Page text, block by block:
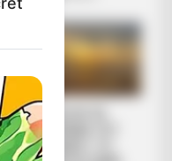
ΧΤΥΠΟΥΝ ΤΑ
ΤΥΜΠΑΝΑ ΤΟΥ
ΠΟΛΕΜΟΥ. ΤΟ